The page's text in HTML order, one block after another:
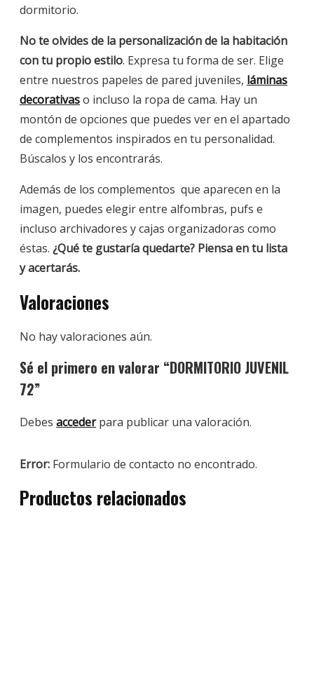
dormitorio.
No te olvides de la personalización de la habitación
con tu propio estilo. Expresa tu forma de ser. Elige
entre nuestros papeles de pared juveniles, láminas
decorativaso incluso la ropa de cama. Hay un
montón de opciones que puedes ver en el apartado
de complementos inspirados en tu personalidad.
Búscalos y los encontrarás.
Además de los complementos que aparecen en la
imagen, puedes elegir entre alfombras, pufs e
incluso archivadores y cajas organizadoras como
éstas. ¿Qué te gustaría quedarte? Piensa en tu lista
y acertarás.
Valoraciones
No hay valoraciones aún.
Sé el primero en valorar “DORMITORIO JUVENIL
72”
Debes accederpara publicar una valoración.
Error: Formulario de contacto no encontrado.
Productos relacionados